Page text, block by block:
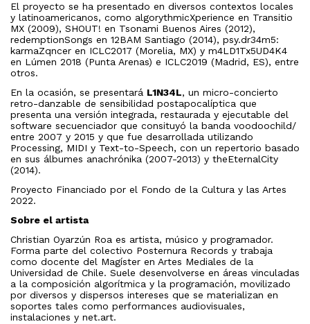
El proyecto se ha presentado en diversos contextos locales
y latinoamericanos, como algorythmicXperience en Transitio
MX (2009), SHOUT! en Tsonami Buenos Aires (2012),
redemptionSongs en 12BAM Santiago (2014), psy.dr34m5:
karmaZqncer en ICLC2017 (Morelia, MX) y m4LD1Tx5UD4K4
en Lúmen 2018 (Punta Arenas) e ICLC2019 (Madrid, ES), entre
otros.
En la ocasión, se presentará L1N34L, un micro-concierto
retro-danzable de sensibilidad postapocalíptica que
presenta una versión integrada, restaurada y ejecutable del
software secuenciador que consituyó la banda voodoochild/
entre 2007 y 2015 y que fue desarrollada utilizando
Processing, MIDI y Text-to-Speech, con un repertorio basado
en sus álbumes anachrónika (2007-2013) y theEternalCity
(2014).
Proyecto Financiado por el Fondo de la Cultura y las Artes
2022.
Sobre el artista
Christian Oyarzún Roa es artista, músico y programador.
Forma parte del colectivo Posternura Records y trabaja
como docente del Magíster en Artes Mediales de la
Universidad de Chile. Suele desenvolverse en áreas vinculadas
a la composición algorítmica y la programación, movilizado
por diversos y dispersos intereses que se materializan en
soportes tales como performances audiovisuales,
instalaciones y net.art.